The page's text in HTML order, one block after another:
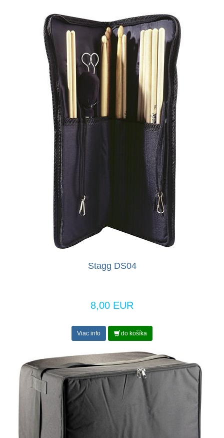
Stagg DS04
8,00 EUR
Viac info do košíka